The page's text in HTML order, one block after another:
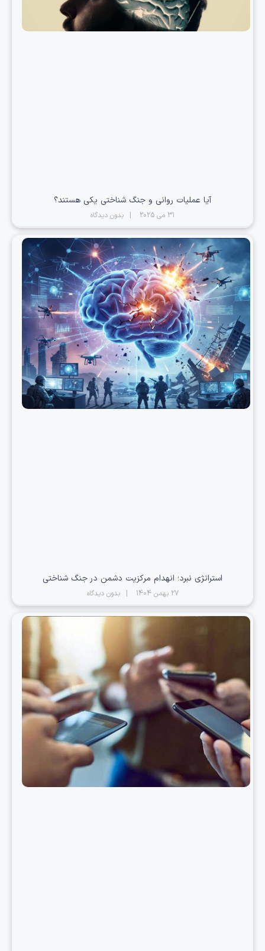
آیا عملیات روانی و جنگ شناختی یکی هستند؟
31 می 2025 بدون دیدگاه
استراتژی نبرد؛ انهدام مرکزیت دشمن در جنگ شناختی
27 بهمن 1404 بدون دیدگاه